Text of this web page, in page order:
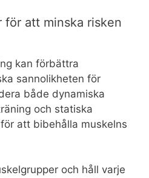
att minska risken
kan förbättra
sannolikheten för
både dynamiska
och statiska
att bibehålla muskelns
och håll varje